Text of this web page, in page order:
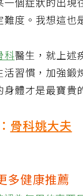
一個症狀的出現
難度。我想這也
科醫生，就上述
活習慣，加強鍛
身體才是最寶貴
骨科姚大夫
多健康推薦